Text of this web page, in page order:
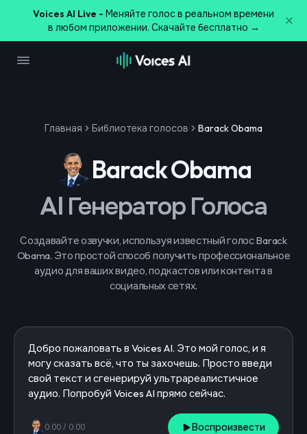
Voices AI Live - Меняйте голос в реальном времени
в любом приложении. Скачайте бесплатно →
Главная Библиотека голосов Barack Obama
Barack Obama
AI Генератор Голоса
Создавайте озвучки, используя известный голос Barack
Obama. Это простой способ получить профессиональное
аудио для ваших видео, подкастов или контента в
социальных сетях.
0:00 / 0:00 Воспроизвести